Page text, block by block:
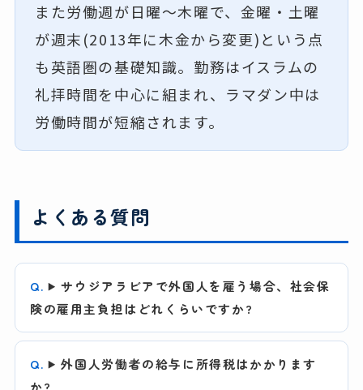
また労働週が日曜〜木曜で、金曜・土曜
が週末(2013年に木金から変更)という点
も英語圏の基礎知識。勤務はイスラムの
礼拝時間を中心に組まれ、ラマダン中は
労働時間が短縮されます。
よくある質問
サウジアラビアで外国人を雇う場合、社会保
険の雇用主負担はどれくらいですか?
外国人労働者の給与に所得税はかかります
か?